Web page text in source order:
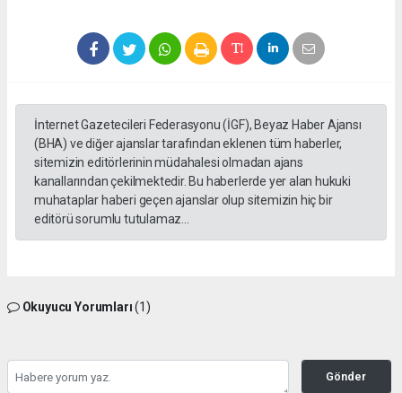
İnternet Gazetecileri Federasyonu (İGF), Beyaz Haber Ajansı
(BHA) ve diğer ajanslar tarafından eklenen tüm haberler,
sitemizin editörlerinin müdahalesi olmadan ajans
kanallarından çekilmektedir. Bu haberlerde yer alan hukuki
muhataplar haberi geçen ajanslar olup sitemizin hiç bir
editörü sorumlu tutulamaz...
Okuyucu Yorumları(1)
Gönder